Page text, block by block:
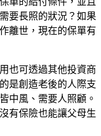
要長照的狀況？如果
離世，現在的保單有
也可透過其他投資商
是創造老後的人際支
中風、需要人照顧。
有保險也能讓父母生